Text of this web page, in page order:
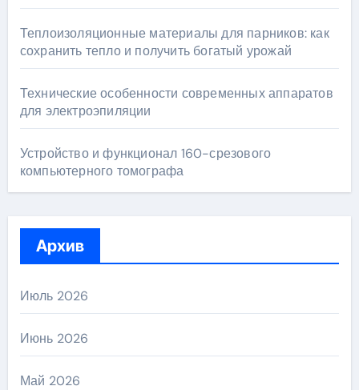
Теплоизоляционные материалы для парников: как
сохранить тепло и получить богатый урожай
Технические особенности современных аппаратов
для электроэпиляции
Устройство и функционал 160-срезового
компьютерного томографа
Архив
Июль 2026
Июнь 2026
Май 2026